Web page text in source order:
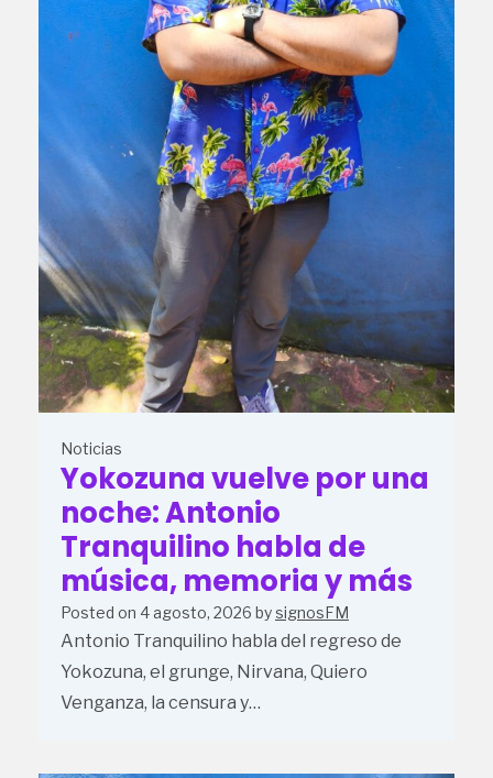
Noticias
Yokozuna vuelve por una
noche: Antonio
Tranquilino habla de
música, memoria y más
Posted on 4 agosto, 2026 bysignosFM
Antonio Tranquilino habla del regreso de
Yokozuna, el grunge, Nirvana, Quiero
Venganza, la censura y…